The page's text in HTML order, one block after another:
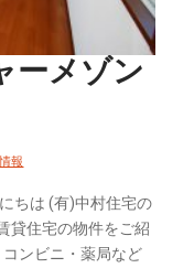
メゾン
報
ちは (有)中村住宅の
貸住宅の物件をご紹
ンビニ・薬局など